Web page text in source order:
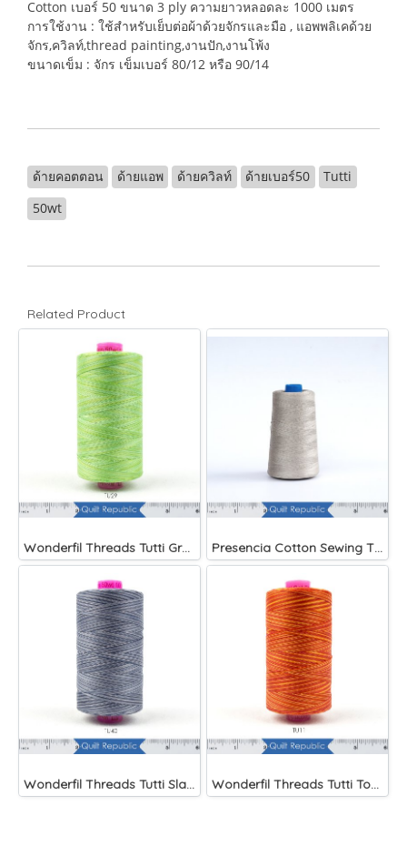
Cotton เบอร์ 50 ขนาด 3 ply ความยาวหลอดละ 1000 เมตร
การใช้งาน : ใช้สำหรับเย็บต่อผ้าด้วยจักรและมือ , แอพพลิเคด้วย
จักร,ควิลท์,thread painting,งานปัก,งานโพ้ง
ขนาดเข็ม : จักร เข็มเบอร์ 80/12 หรือ 90/14
ด้ายคอตตอน ด้ายแอพ ด้ายควิลท์ ด้ายเบอร์50
Tutti
50wt
Related Product
Wonderfil Threads Tutti Grass Presencia Cotton Sewing Thread 3-ply 60wt 4882 Yards Grey
Wonderfil Threads Tutti Slate Wonderfil Threads Tutti Tomato